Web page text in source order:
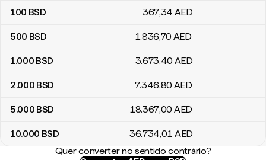
100 BSD 367,34 AED
500 BSD 1.836,70 AED
1.000 BSD 3.673,40 AED
2.000 BSD 7.346,80 AED
5.000 BSD 18.367,00 AED
10.000 BSD 36.734,01 AED
Quer converter no sentido contrário?